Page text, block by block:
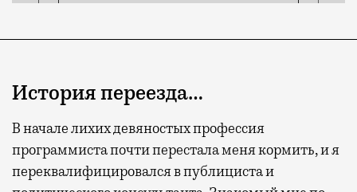
История переезда…
В начале лихих девяностых профессия
программиста почти перестала меня кормить, и я
переквалифицировался в публициста и